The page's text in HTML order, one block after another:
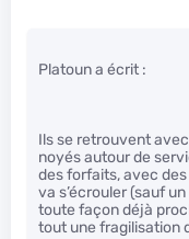
Platoun a écrit :
Ils se retrouvent
noyés autour de
des forfaits, avec
va s’écrouler (sauf
toute façon déjà
tout une fragilisation